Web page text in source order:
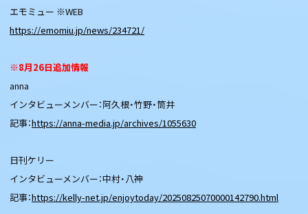
エモミュー ※WEB
https://emomiu.jp/news/234721/
※8月26日追加情報
anna
インタビューメンバー：阿久根・竹野・筒井
記事：https://anna-media.jp/archives/1055630
日刊ケリー
インタビューメンバー：中村・八神
記事：https://kelly-net.jp/enjoytoday/20250825070000142790.html